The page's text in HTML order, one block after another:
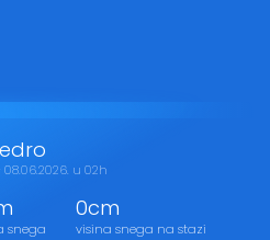
u 02h
snega
0cm
visina snega na stazi